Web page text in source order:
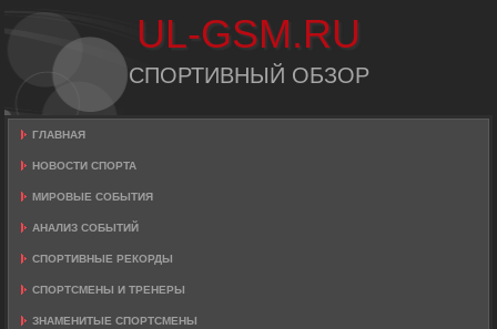
UL-GSM.RU
СПОРТИВНЫЙ ОБЗОР
ГЛАВНАЯ
НОВОСТИ СПОРТА
МИРОВЫЕ СОБЫТИЯ
АНАЛИЗ СОБЫТИЙ
СПОРТИВНЫЕ РЕКОРДЫ
СПОРТСМЕНЫ И ТРЕНЕРЫ
ЗНАМЕНИТЫЕ СПОРТСМЕНЫ